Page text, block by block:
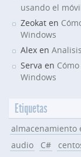
usando el
Zeokat en
Windows
Alex en
Serva en
Windows
Etiquetas
almacenamiento
audio
C#